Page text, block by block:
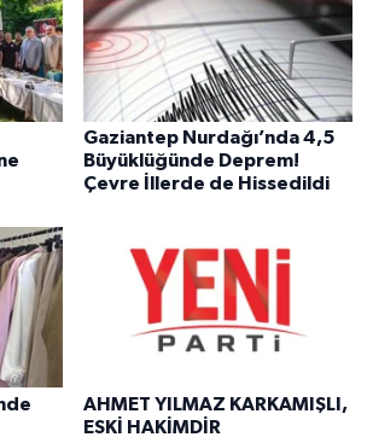
Gaziantep Nurdağı’nda 4,5
Büyüklüğünde Deprem!
Çevre İllerde de Hissedildi
AHMET YILMAZ KARKAMIŞLI,
ESKİ HAKİMDİR